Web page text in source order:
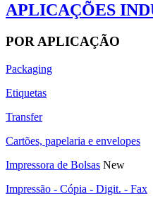
APLICAÇÕES
POR APLICAÇÃO
Packaging
Etiquetas
Transfer
Cartões, papelaria e envelopes
Impressora de Bolsas New
Impressão - Cópia - Digit. - Fax